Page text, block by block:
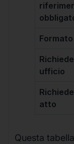
ufficio
atto
Questa